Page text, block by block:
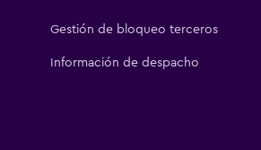
Gestión de bloqueo terceros
Información de despacho